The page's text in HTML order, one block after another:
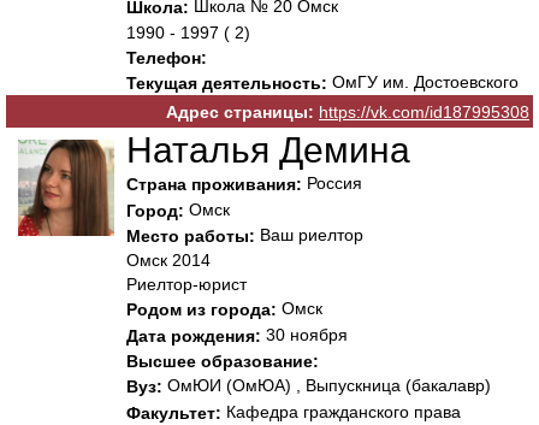
Школа: Школа № 20 Омск
1990 - 1997 ( 2)
Телефон:
Текущая деятельность: ОмГУ им. Достоевского
Адрес страницы: https://vk.com/id187995308
Наталья Демина
Страна проживания: Россия
Город: Омск
Место работы: Ваш риелтор
Омск 2014
Риелтор-юрист
Родом из города: Омск
Дата рождения: 30 ноября
Высшее образование:
Вуз: ОмЮИ (ОмЮА) , Выпускница (бакалавр)
Факультет: Кафедра гражданского права